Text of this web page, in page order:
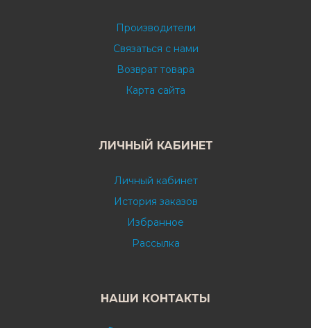
Производители
Связаться с нами
Возврат товара
Карта сайта
ЛИЧНЫЙ КАБИНЕТ
Личный кабинет
История заказов
Избранное
Рассылка
НАШИ КОНТАКТЫ